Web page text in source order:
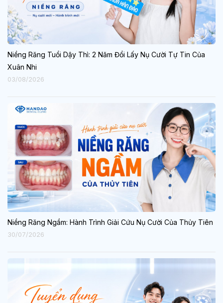
Niềng Răng Tuổi Dậy Thì: 2 Năm Đổi Lấy Nụ Cười Tự Tin Của
Xuân Nhi
03/08/2026
Niềng Răng Ngầm: Hành Trình Giải Cứu Nụ Cười Của Thủy Tiên
30/07/2026